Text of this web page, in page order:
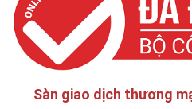
Sàn giao dịch thương